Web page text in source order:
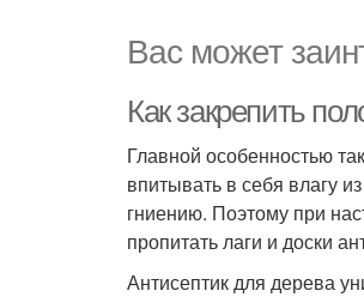
Вас может
Как закрепить
Главной особенностью
впитывать в себя влагу
гниению. Поэтому при
пропитать лаги и доски
Антисептик для дерева